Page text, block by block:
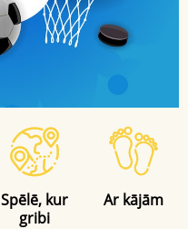
Spēlē, kur
gribi
Ar kājām